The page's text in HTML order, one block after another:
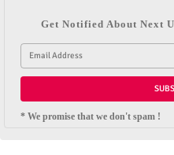
Get Notified About Next
* We promise that we don't spam !